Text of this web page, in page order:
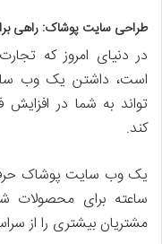
طراحی سایت پوشاک: راهی
در دنیای امروز که
است، داشتن یک وب
تواند به شما در
کند.
ساعته برای محصولات
مشتریان بیشتری را از